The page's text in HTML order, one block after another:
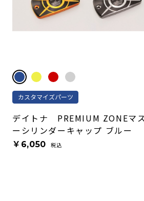
カスタマイズパーツ
デイトナ PREMIUM ZONEマ
ーシリンダーキャップ ブルー
￥6,050 税込